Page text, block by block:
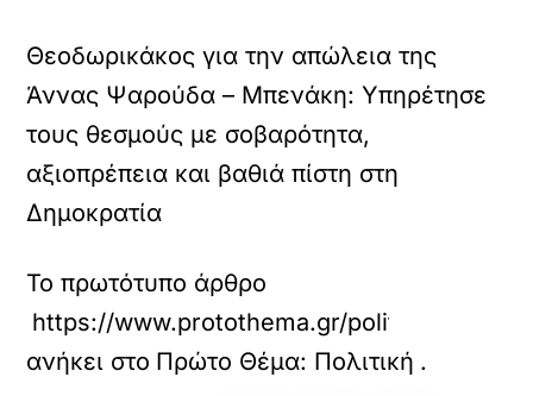
Θεοδωρικάκος για την απώλεια της
Άννας Ψαρούδα – Μπενάκη: Υπηρέτησε
τους θεσμούς με σοβαρότητα,
αξιοπρέπεια και βαθιά πίστη στη
Δημοκρατία
Το πρωτότυπο άρθρο
https://www.protothema.gr/politics/article/
ανήκει στο Πρώτο Θέμα: Πολιτική .